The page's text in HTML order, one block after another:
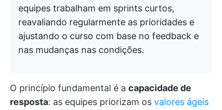
equipes trabalham em sprints curtos,
reavaliando regularmente as prioridades e
ajustando o curso com base no feedback e
nas mudanças nas condições.
O princípio fundamental é a capacidade de
resposta: as equipes priorizam os valores ágeis